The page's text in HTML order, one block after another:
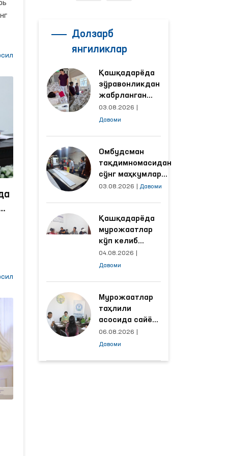
Долзарб
янгиликлар
Қашқадарёда
зўравонликдан
жабрланган
аёлнинг ҳолати
Омбудсман
03.08.2026
Давоми
Омбудсман
тақдимномасидан
сўнг маҳкумлар
меҳнат қилаётган
яхшиланди
03.08.2026 Давоми
Қашқадарёда
мурожаатлар
кўп келиб
тушаётган
ҳудудлар
ишлаш йўлга
қўйилди
04.08.2026
Давоми
Мурожаатлар
таҳлили
асосида сайёр
қабул
ўтказиладиган
06.08.2026
Давоми